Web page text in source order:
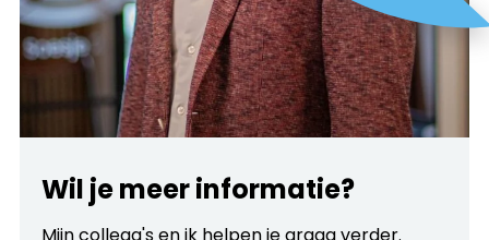
Wil je meer informatie?
Mijn collega's en ik helpen je graag verder.